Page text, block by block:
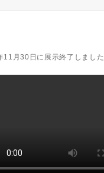
11月30日に展示終了しまし